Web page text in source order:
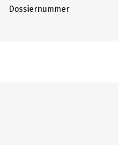
Dossiernummer